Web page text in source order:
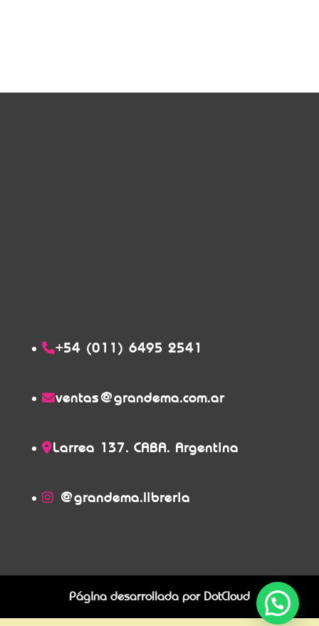
+54 (011) 6495 2541
ventas@grandema.com.ar
Larrea 137. CABA. Argentina
@grandema.libreria
Página desarrollada por DotCloud